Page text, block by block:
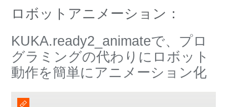
ロボットアニメーション：
KUKA.ready2_animateで、プロ
グラミングの代わりにロボット
動作を簡単にアニメーション化